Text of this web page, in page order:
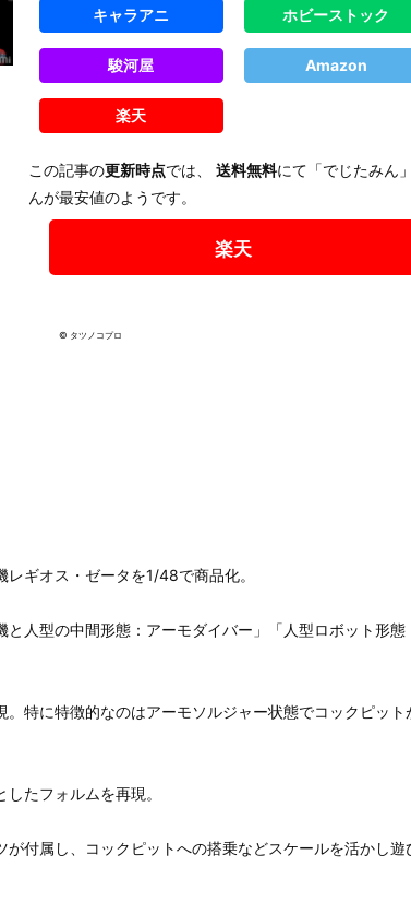
キャラアニ ホビーストック
駿河屋 Amazon
楽天
この記事の更新時点では、送料無料にて「でじたみん
んが最安値のようです。
楽天
© タツノコプロ
ギオス・ゼータを1/48で商品化。
と人型の中間形態：アーモダイバー」「人型ロボット形態
特に特徴的なのはアーモソルジャー状態でコックピット
たフォルムを再現。
が付属し、コックピットへの搭乗などスケールを活かし遊
年8月発
分予約♪
ス』機動戦士
ガンダム 水星
の魔女 プラモ
デル【バンダ
イ】より202
4年7月発売予
デル【バンダ
イ】より202
4年3月再販予
定♪
ィギ
ンダ
売予